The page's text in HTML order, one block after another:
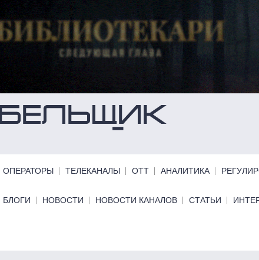
ОПЕРАТОРЫ ТЕЛЕКАНАЛЫ ОТТ АНАЛИТИКА
БЛОГИ НОВОСТИ НОВОСТИ КАНАЛОВ СТАТЬИ